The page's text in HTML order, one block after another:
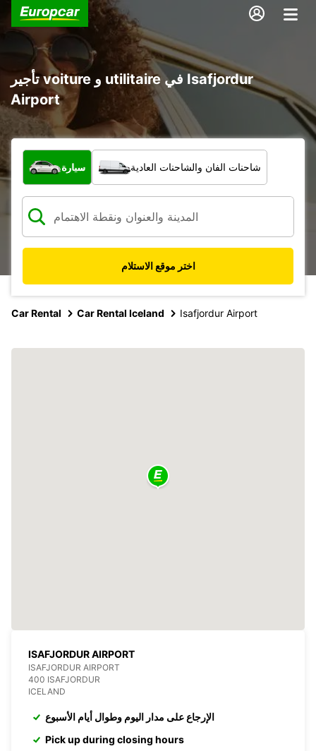
تأجير voiture و utilitaire في Isafjordur
Airport
ما نوع المركبة؟
سيارة شاحنات الفان والشاحنات العادية
اختر موقع الاستلام
Car Rental Car Rental Iceland Isafjordur Airport
ISAFJORDUR AIRPORT
ISAFJORDUR AIRPORT
400 ISAFJORDUR
ICELAND
الإرجاع على مدار اليوم وطوال أيام الأسبوع
Pick up during closing hours